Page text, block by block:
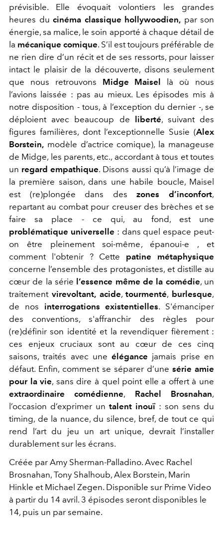
prévisible. Elle évoquait volontiers les grandes
heures du cinéma classique hollywoodien, par son
énergie, sa malice, le soin apporté à chaque détail de
la mécanique comique. S’il est toujours préférable de
ne rien dire d’un récit et de ses ressorts, pour laisser
intact le plaisir de la découverte, disons seulement
que nous retrouvons Midge Maisel là où nous
l’avions laissée : pas au mieux. Les épisodes mis à
notre disposition - tous, à l’exception du dernier -, se
déploient avec beaucoup de liberté, suivant des
figures familières, dont l’exceptionnelle Susie (Alex
Borstein, modèle d’actrice comique), la manageuse
de Midge, les parents, etc., accordant à tous et toutes
un regard empathique. Disons aussi qu’à l’image de
la première saison, dans une habile boucle, Maisel
est (re)plongée dans deszones d’inconfort,
repartant au combat pour creuser des brèches et se
faire sa place - ce qui, au fond, est une
problématique universelle : dans quel espace peut-
on être pleinement soi-même, épanoui-e , et
comment l'obtenir ? Cette patine métaphysique
concerne l’ensemble des protagonistes, et distille au
cœur de la série l’essence même de la comédie, un
traitement virevoltant, acide,tourmenté, burlesque,
de nos interrogations existentielles. S'émanciper
des conventions, s'affranchir des règles pour
(re)définir son identité et la revendiquer fièrement :
ces enjeux cruciaux sont au cœur de ces cinq
saisons, traités avec uneélégance jamais prise en
défaut. Enfin, comment se séparer d’une série amie
pour la vie, sans dire à quel point elle a offert à une
extraordinaire comédienne, Rachel Brosnahan,
l’occasion d’exprimer un talent inouï : son sens du
timing, de la nuance, du silence, bref, de tout ce qui
rend l’art du jeu un art unique, devrait l’installer
durablement sur les écrans.
Créée par Amy Sherman-Palladino. Avec Rachel
Brosnahan, Tony Shalhoub, Alex Borstein, Marin
Hinkle et Michael Zegen. Disponible sur Prime Video
à partir du 14 avril. 3 épisodes seront disponibles le
14, puis un par semaine.